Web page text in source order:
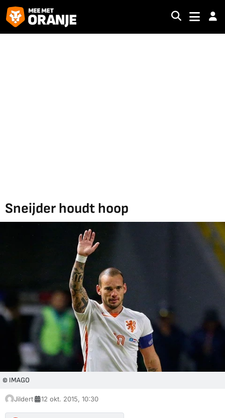
Sneijder houdt hoop
© IMAGO
Jildert 12 okt. 2015, 10:30